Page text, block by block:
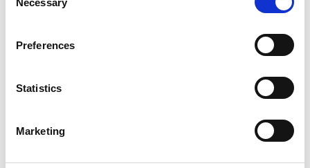
Selection
Preferences
Statistics
Marketing